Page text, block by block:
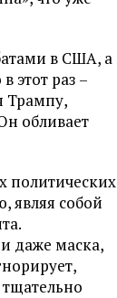
в США, а
этот раз –
Трампу,
обливает
политических
являя собой
даже маска,